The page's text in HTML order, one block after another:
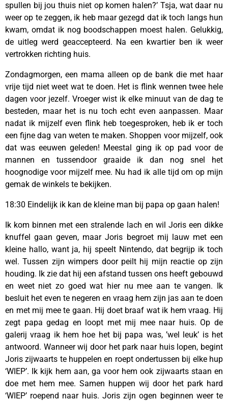
spullen bij jou thuis niet op komen halen?’ Tsja, wat daar nu
weer op te zeggen, ik heb maar gezegd dat ik toch langs hun
kwam, omdat ik nog boodschappen moest halen. Gelukkig,
de uitleg werd geaccepteerd. Na een kwartier ben ik weer
vertrokken richting huis.
Zondagmorgen, een mama alleen op de bank die met haar
vrije tijd niet weet wat te doen. Het is flink wennen twee hele
dagen voor jezelf. Vroeger wist ik elke minuut van de dag te
besteden, maar het is nu toch echt even aanpassen. Maar
nadat ik mijzelf even flink heb toegesproken, heb ik er toch
een fijne dag van weten te maken. Shoppen voor mijzelf, ook
dat was eeuwen geleden! Meestal ging ik op pad voor de
mannen en tussendoor graaide ik dan nog snel het
hoognodige voor mijzelf mee. Nu had ik alle tijd om op mijn
gemak de winkels te bekijken.
18:30 Eindelijk ik kan de kleine man bij papa op gaan halen!
Ik kom binnen met een stralende lach en wil Joris een dikke
knuffel gaan geven, maar Joris begroet mij lauw met een
kleine hallo, want ja, hij speelt Nintendo, dat begrijp ik toch
wel. Tussen zijn wimpers door peilt hij mijn reactie op zijn
houding. Ik zie dat hij een afstand tussen ons heeft gebouwd
en weet niet zo goed wat hier nu mee aan te vangen. Ik
besluit het even te negeren en vraag hem zijn jas aan te doen
en met mij mee te gaan. Hij doet braaf wat ik hem vraag. Hij
zegt papa gedag en loopt met mij mee naar huis. Op de
galerij vraag ik hem hoe het bij papa was, ’wel leuk’ is het
antwoord. Wanneer wij door het park naar huis lopen, begint
Joris zijwaarts te huppelen en roept ondertussen bij elke hup
‘WIEP’. Ik kijk hem aan, ga voor hem ook zijwaarts staan en
doe met hem mee. Samen huppen wij door het park hard
‘WIEP’ roepend naar huis. Joris zijn ogen beginnen weer te